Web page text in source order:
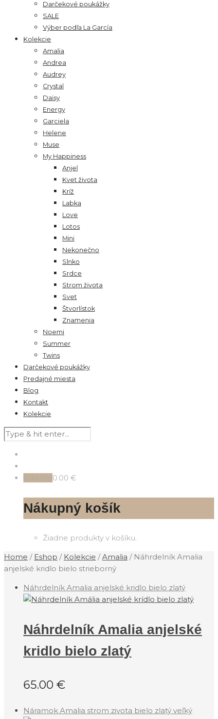
Darčekové poukážky
SALE
Výber podľa La García
Kolekcie
Amalia
Andrea
Audrey
Crystal
Daisy
Energy
Garciela
Helene
Muse
My Happiness
Anjel
Kvet života
Kríž
Labka
Love
Lotos
Mini
Nekonečno
Slnko
Srdce
Strom života
Svet
Štvorlístok
Znamenia
Noemi
Summer
Twins
Darčekové poukážky
Predajné miesta
Blog
Kontakt
Kolekcie
0 items 0.00 €
Nákupný košík
Žiadne produkty v košíku.
Home / Eshop / Kolekcie /‎Amalia / Náhrdelník Amalia
anjelské kridlo bielo strieborný
Náhrdelník Amalia anjelské kridlo bielo zlatý
Náhrdelník Amalia anjelské
kridlo bielo zlatý
65.00 €
Náramok Amalia strom zivota bielo zlatý veľký